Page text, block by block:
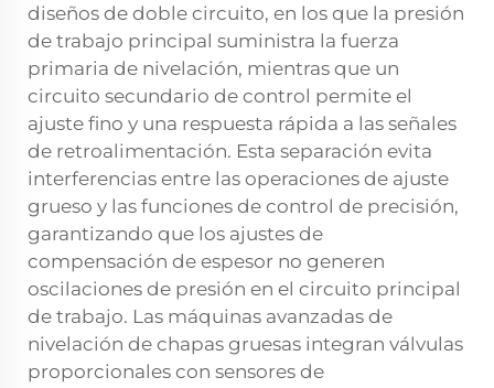
diseños de doble circuito, en los que la presión
de trabajo principal suministra la fuerza
primaria de nivelación, mientras que un
circuito secundario de control permite el
ajuste fino y una respuesta rápida a las señales
de retroalimentación. Esta separación evita
interferencias entre las operaciones de ajuste
grueso y las funciones de control de precisión,
garantizando que los ajustes de
compensación de espesor no generen
oscilaciones de presión en el circuito principal
de trabajo. Las máquinas avanzadas de
nivelación de chapas gruesas integran válvulas
proporcionales con sensores de